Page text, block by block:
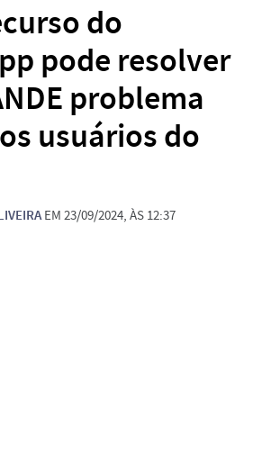
do
pode resolver
problema
usuários do
EM 23/09/2024, ÀS 12:37